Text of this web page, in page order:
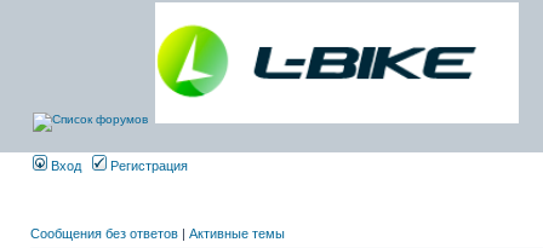
Вход Регистрация
Сообщения без ответов | Активные темы